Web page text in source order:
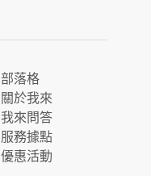
部落格
關於我來
我來問答
服務據點
優惠活動